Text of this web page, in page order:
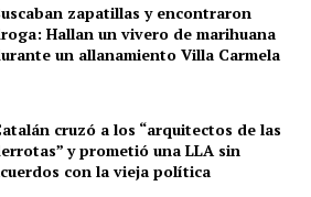
zapatillas y encontraron
Hallan un vivero de marihuana
un allanamiento Villa Carmela
cruzó a los “arquitectos de las
y prometió una LLA sin
con la vieja política